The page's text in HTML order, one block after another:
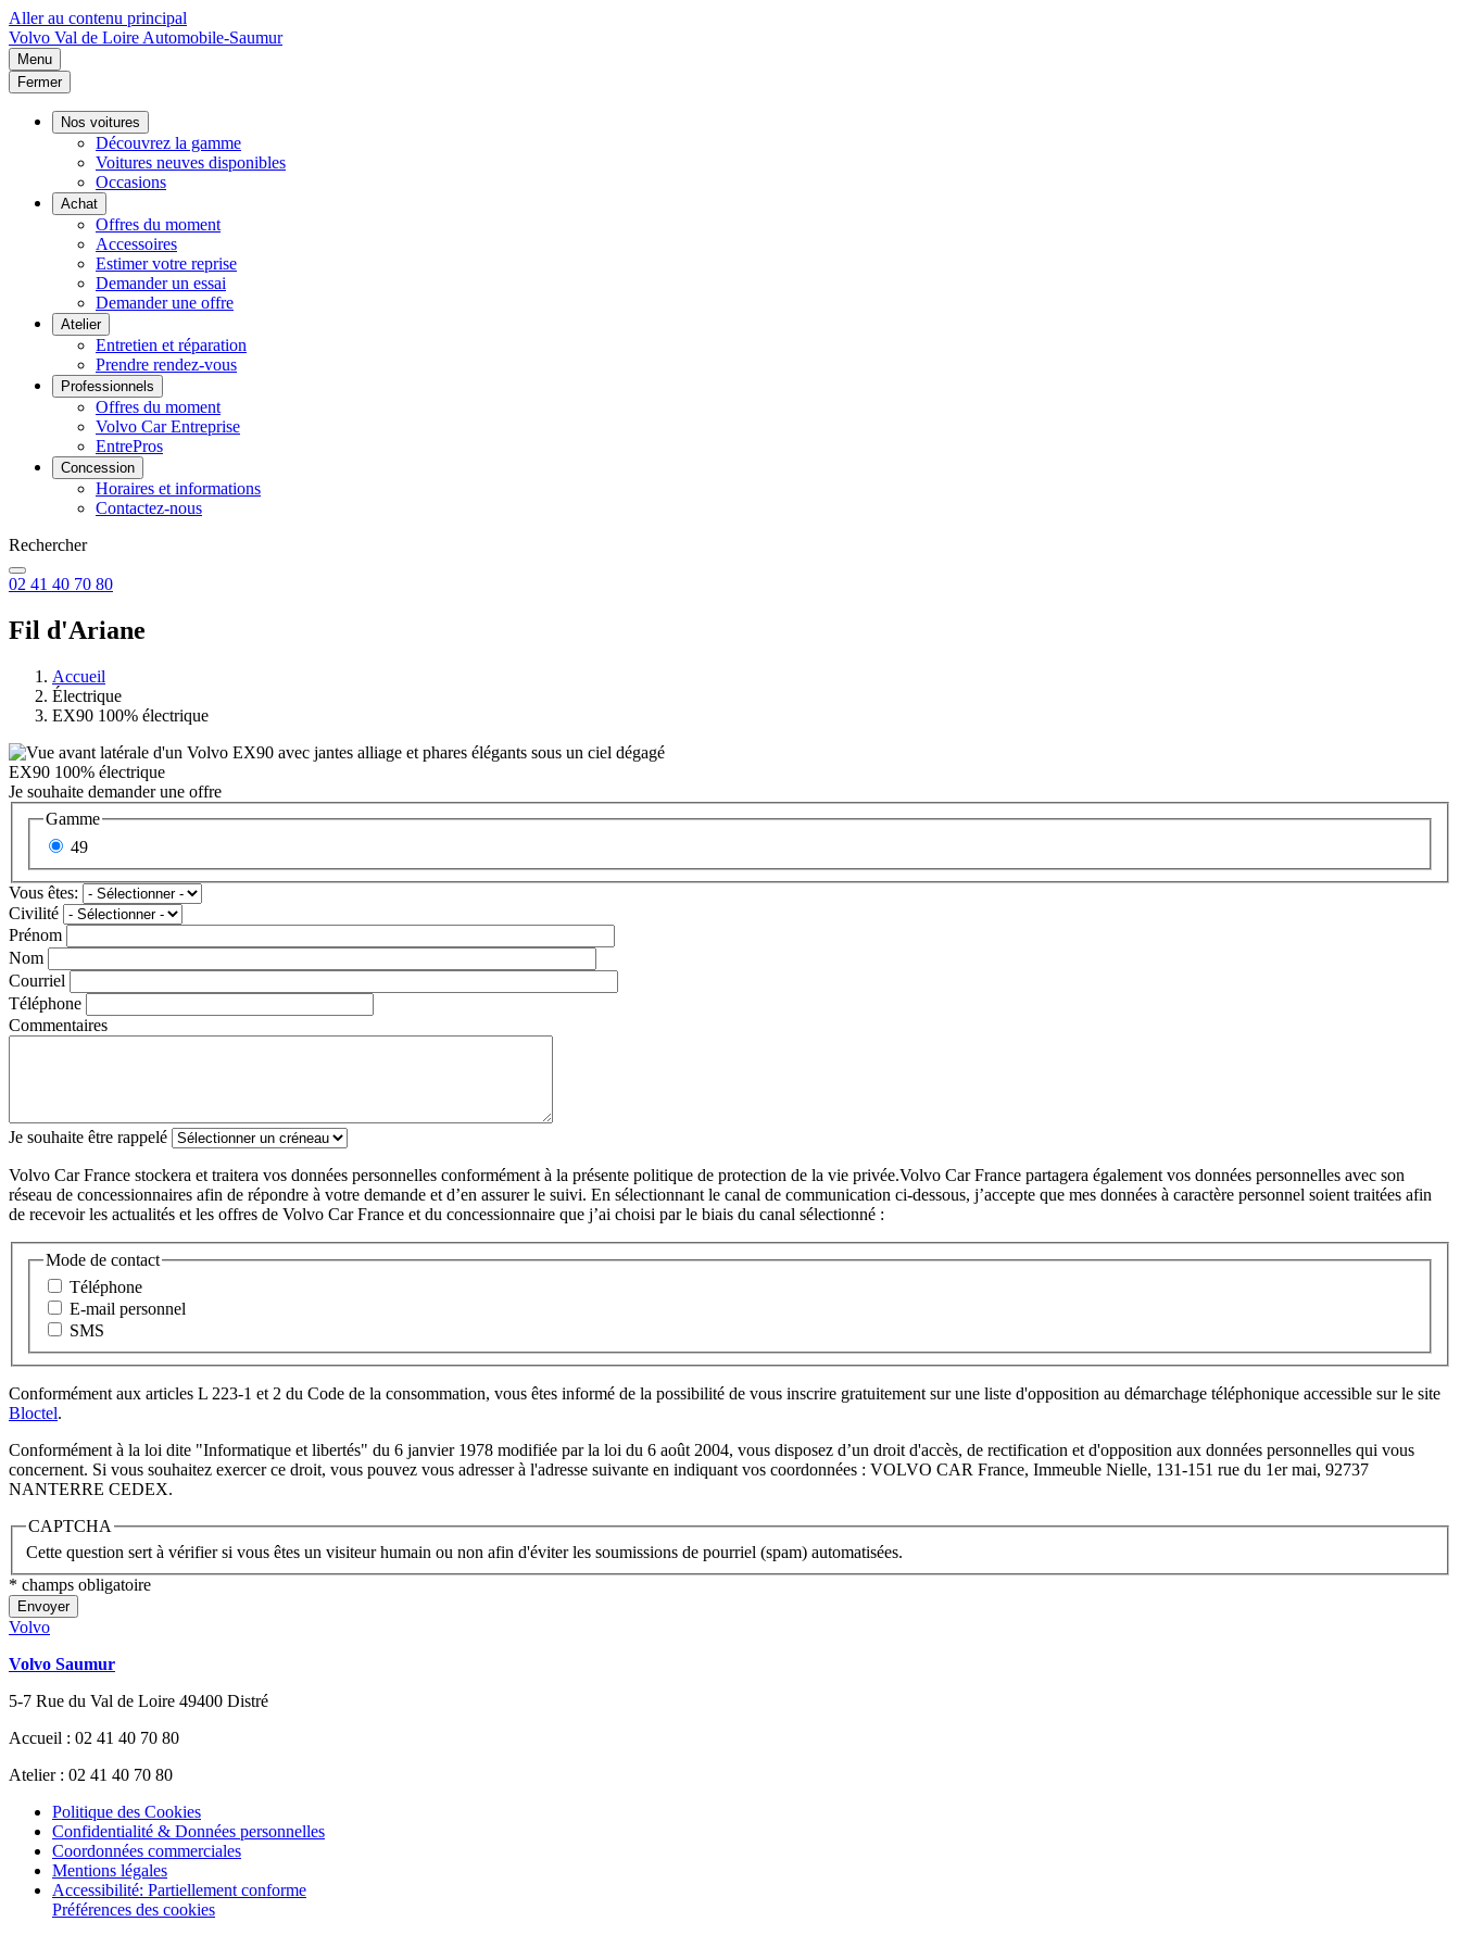
Aller au contenu principal
Volvo Val de Loire Automobile-Saumur
Menu
Fermer
Nos voitures
Découvrez la gamme
Voitures neuves disponibles
Occasions
Achat
Offres du moment
Accessoires
Estimer votre reprise
Demander un essai
Demander une offre
Atelier
Entretien et réparation
Prendre rendez-vous
Professionnels
Offres du moment
Volvo Car Entreprise
EntrePros
Concession
Horaires et informations
Contactez-nous
Rechercher
02 41 40 70 80
Fil d'Ariane
Accueil
Électrique
EX90 100% électrique
EX90 100% électrique
Je souhaite demander une offre
Gamme
49
Vous êtes:
Civilité
Prénom
Nom
Courriel
Téléphone
Commentaires
Je souhaite être rappelé
Volvo Car France stockera et traitera vos données personnelles conformément à la présente politique de protection de la vie privée.Volvo Car France partagera également vos données personnelles avec son
réseau de concessionnaires afin de répondre à votre demande et d’en assurer le suivi. En sélectionnant le canal de communication ci-dessous, j’accepte que mes données à caractère personnel soient traitées afin
de recevoir les actualités et les offres de Volvo Car France et du concessionnaire que j’ai choisi par le biais du canal sélectionné :
Mode de contact
Téléphone
E-mail personnel
SMS
Conformément aux articles L 223-1 et 2 du Code de la consommation, vous êtes informé de la possibilité de vous inscrire gratuitement sur une liste d'opposition au démarchage téléphonique accessible sur le site
Bloctel.
Conformément à la loi dite "Informatique et libertés" du 6 janvier 1978 modifiée par la loi du 6 août 2004, vous disposez d’un droit d'accès, de rectification et d'opposition aux données personnelles qui vous
concernent. Si vous souhaitez exercer ce droit, vous pouvez vous adresser à l'adresse suivante en indiquant vos coordonnées : VOLVO CAR France, Immeuble Nielle, 131-151 rue du 1er mai, 92737
NANTERRE CEDEX.
CAPTCHA
Cette question sert à vérifier si vous êtes un visiteur humain ou non afin d'éviter les soumissions de pourriel (spam) automatisées.
* champs obligatoire
Envoyer
Volvo
Volvo Saumur
5-7 Rue du Val de Loire 49400 Distré
Accueil : 02 41 40 70 80
Atelier : 02 41 40 70 80
Politique des Cookies
Confidentialité & Données personnelles
Coordonnées commerciales
Mentions légales
Accessibilité: Partiellement conforme
Préférences des cookies